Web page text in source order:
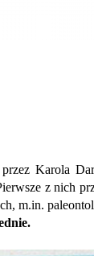
Karola
z nich
m.in.